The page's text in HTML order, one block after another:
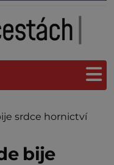
srdce hornictví
bije